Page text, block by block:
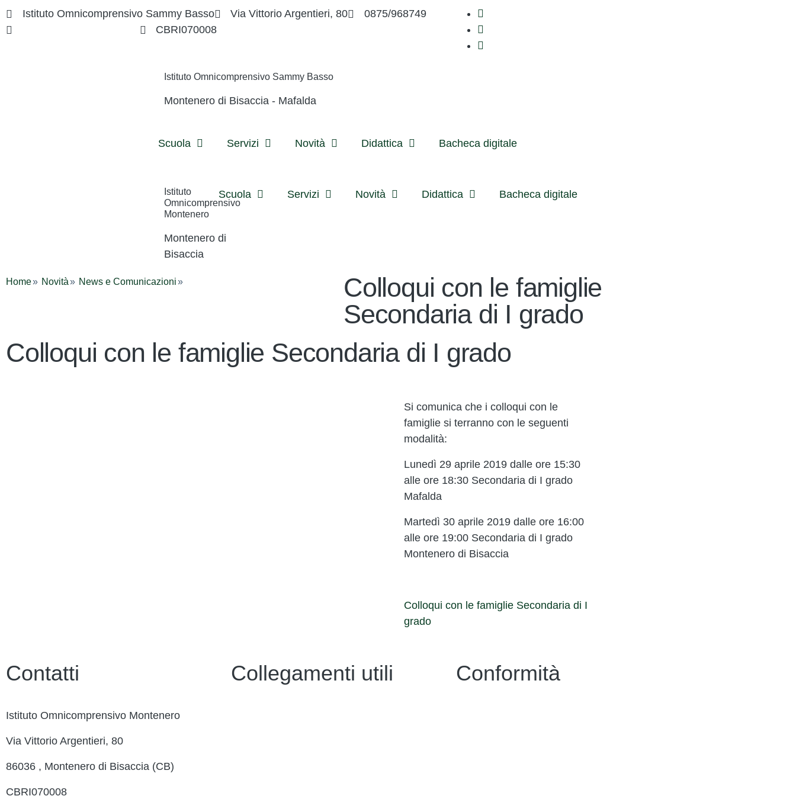
Istituto Omnicomprensivo Sammy Basso Via Vittorio Argentieri, 80
0875/968749
CBRI070008
Istituto Omnicomprensivo Sammy Basso
Montenero di Bisaccia - Mafalda
Scuola Servizi Novità Didattica Bacheca digitale
Istituto
Omnicomprensivo
Montenero
Montenero di
Bisaccia
Scuola Servizi Novità Didattica
Bacheca digitale
Home Novità News e Comunicazioni
Colloqui con le famiglie
Secondaria di I grado
Colloqui con le famiglie Secondaria di I grado
Si comunica che i colloqui con le
famiglie si terranno con le seguenti
modalità:
Lunedì 29 aprile 2019 dalle ore 15:30
alle ore 18:30 Secondaria di I grado
Mafalda
Martedì 30 aprile 2019 dalle ore 16:00
alle ore 19:00 Secondaria di I grado
Montenero di Bisaccia
Colloqui con le famiglie Secondaria di I
grado
Contatti
Istituto Omnicomprensivo Montenero
Via Vittorio Argentieri, 80
86036 , Montenero di Bisaccia (CB)
CBRI070008
Collegamenti utili Conformità